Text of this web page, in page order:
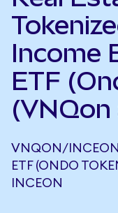
Income
ETF
(VNQon
VNQON/
ETF (ONDO
INCEON